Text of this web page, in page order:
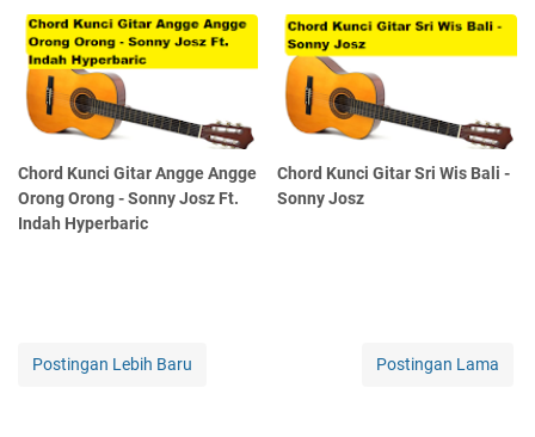
Chord Kunci Gitar Angge Angge
Orong Orong - Sonny Josz Ft.
Indah Hyperbaric
Chord Kunci Gitar Sri Wis Bali -
Sonny Josz
Postingan Lebih Baru Postingan Lama